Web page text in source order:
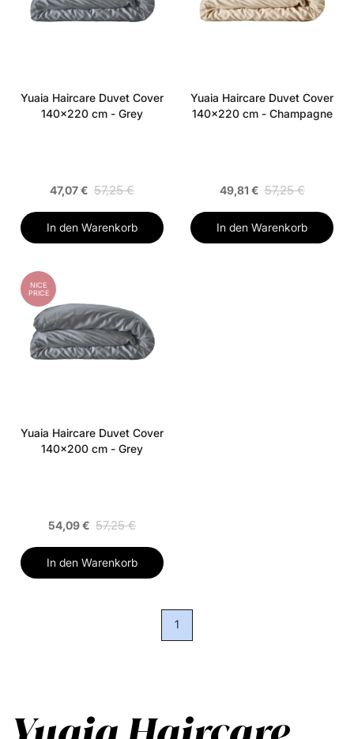
Yuaia Haircare Duvet Cover
140x220 cm - Grey
47,07 € 57,25 €
In den Warenkorb
Yuaia Haircare Duvet Cover
140x220 cm - Champagne
49,81 € 57,25 €
In den Warenkorb
NICE
PRICE
Yuaia Haircare Duvet Cover
140x200 cm - Grey
54,09 € 57,25 €
In den Warenkorb
1